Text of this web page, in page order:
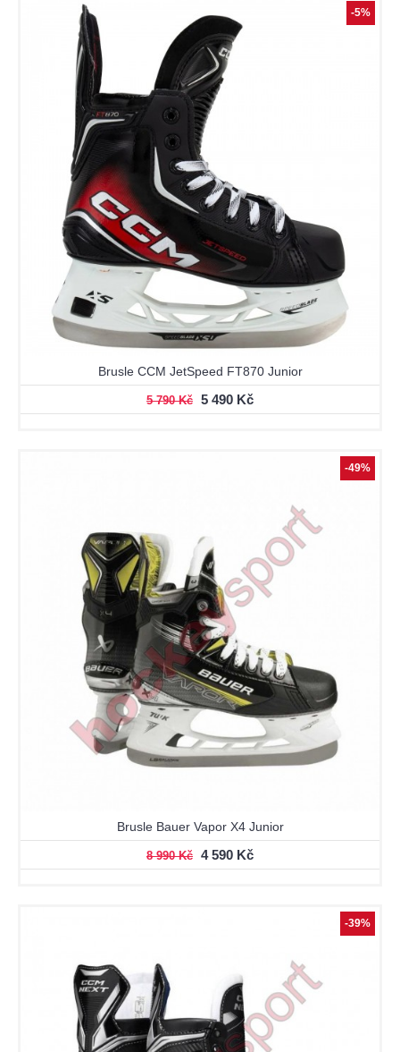
-5%
Brusle CCM JetSpeed FT870 Junior
5 790 Kč 5 490 Kč
-49%
Brusle Bauer Vapor X4 Junior
8 990 Kč 4 590 Kč
-39%